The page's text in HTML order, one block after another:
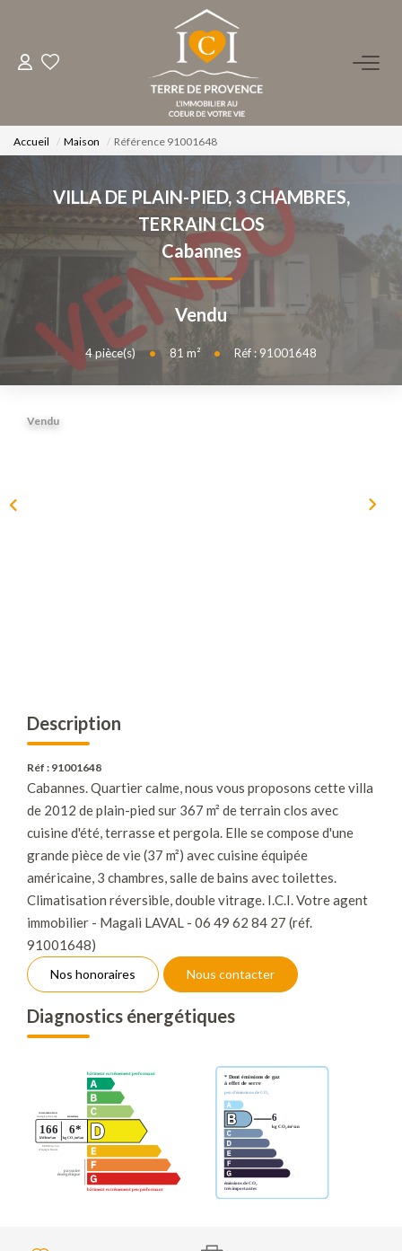
ACHETER
LOUER
ESTIMER
FAIRE GÉRER
NOS AGENCES
Qui Sommes-Nous ?
Accueil Maison Référence 91001648
VILLA DE PLAIN-PIED, 3 CHAMBRES,
TERRAIN CLOS
Cabannes
Vendu
4pièce(s) • 81 m² • Réf : 91001648
Vendu
Description
Réf : 91001648
Cabannes. Quartier calme, nous vous proposons cette villa
de 2012 de plain-pied sur 367 m² de terrain clos avec
cuisine d'été, terrasse et pergola. Elle se compose d'une
grande pièce de vie (37 m²) avec cuisine équipée
américaine, 3 chambres, salle de bains avec toilettes.
Climatisation réversible, double vitrage. I.C.I. Votre agent
immobilier - Magali LAVAL - 06 49 62 84 27 (réf.
91001648)
Nos honoraires Nous contacter
Diagnostics énergétiques